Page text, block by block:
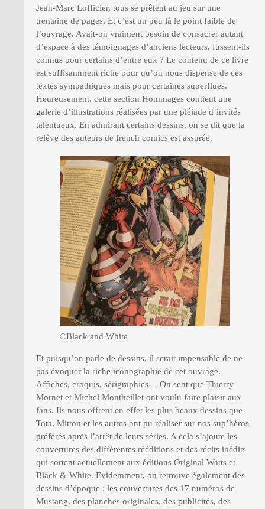
Jean-Marc Lofficier, tous se prêtent au jeu sur une
trentaine de pages. Et c’est un peu là le point faible de
l’ouvrage. Avait-on vraiment besoin de consacrer autant
d’espace à des témoignages d’anciens lecteurs, fussent-ils
connus pour certains d’entre eux ? Le contenu de ce livre
est suffisamment riche pour qu’on nous dispense de ces
textes sympathiques mais pour certaines superflues.
Heureusement, cette section Hommages contient une
galerie d’illustrations réalisées par une pléiade d’invités
talentueux. En admirant certains dessins, on se dit que la
relève des auteurs de french comics est assurée.
©Black and White
Et puisqu’on parle de dessins, il serait impensable de ne
pas évoquer la riche iconographie de cet ouvrage.
Affiches, croquis, sérigraphies… On sent que Thierry
Mornet et Michel Montheillet ont voulu faire plaisir aux
fans. Ils nous offrent en effet les plus beaux dessins que
Tota, Mitton et les autres ont pu réaliser sur nos sup’héros
préférés après l’arrêt de leurs séries. A cela s’ajoute les
couvertures des différentes rééditions et des récits inédits
qui sortent actuellement aux éditions Original Watts et
Black & White. Evidemment, on retrouve également des
dessins d’époque : les couvertures des 17 numéros de
Mustang, des planches originales, des publicités, des